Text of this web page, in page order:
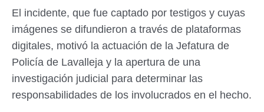
El incidente, que fue captado por testigos y cuyas
imágenes se difundieron a través de plataformas
digitales, motivó la actuación de la Jefatura de
Policía de Lavalleja y la apertura de una
investigación judicial para determinar las
responsabilidades de los involucrados en el hecho.